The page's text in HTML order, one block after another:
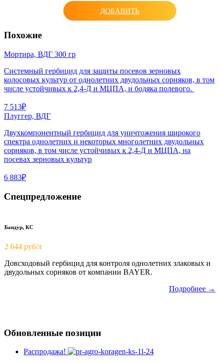
ДОБАВИТЬ
Похожие
Мортира, ВДГ 300 гр
Системный гербицид для защиты посевов зерновых
колосовых культур от однолетних двудольных сорняков, в том
числе устойчивых к 2,4-Д и МЦПА, и бодяка полевого.
7 513₽
Плуггер, ВДГ
Двухкомпонентный гербицид для уничтожения широкого
спектра однолетних и некоторых многолетних двудольных
сорняков, в том числе устойчивых к 2,4-Д и МЦПА, на
посевах зерновых культур
6 883₽
Спецпредложение
Бандур, КС
2 644 руб/л
Довсходовый гербицид для контроля однолетних злаковых и
двудольных сорняков от компании BAYER.
Подробнее →
Обновленные позиции
Распродажа!